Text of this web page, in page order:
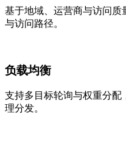
基于地域、运营商与访问质
与访问路径。
负载均衡
支持多目标轮询与权重分配
理分发。